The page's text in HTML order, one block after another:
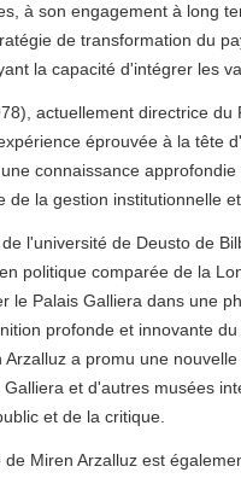
à son engagement à long
de transformation du
la capacité d'intégrer les
actuellement directrice
éprouvée à la tête
connaissance
de la gestion institutionnelle
l'université de Deusto de
politique comparée de la
le Palais Galliera dans une
profonde et innovante
a promu une
et d'autres musées
et de la critique.
Miren Arzalluz est